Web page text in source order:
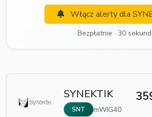
Włącz alerty dla
Bezpłatnie · 30 sekund
SYNEKTIK
SNT mWIG40